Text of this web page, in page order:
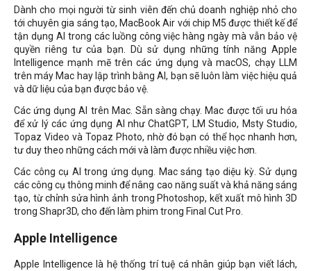
Dành cho mọi người từ sinh viên đến chủ doanh nghiệp nhỏ cho
tới chuyên gia sáng tạo, MacBook Air với chip M5 được thiết kế để
tận dụng AI trong các luồng công việc hàng ngày mà vẫn bảo vệ
quyền riêng tư của bạn. Dù sử dụng những tính năng Apple
Intelligence mạnh mẽ trên các ứng dụng và macOS, chạy LLM
trên máy Mac hay lập trình bằng AI, bạn sẽ luôn làm việc hiệu quả
và dữ liệu của bạn được bảo vệ.
Các ứng dụng AI trên Mac. Sẵn sàng chạy. Mac được tối ưu hóa
để xử lý các ứng dụng AI như ChatGPT, LM Studio, Msty Studio,
Topaz Video và Topaz Photo, nhờ đó bạn có thể học nhanh hơn,
tư duy theo những cách mới và làm được nhiều việc hơn.
Các công cụ AI trong ứng dụng. Mac sáng tạo diệu kỳ. Sử dụng
các công cụ thông minh để nâng cao năng suất và khả năng sáng
tạo, từ chỉnh sửa hình ảnh trong Photoshop, kết xuất mô hình 3D
trong Shapr3D, cho đến làm phim trong Final Cut Pro.
Apple Intelligence
Apple Intelligence là hệ thống trí tuệ cá nhân giúp bạn viết lách,